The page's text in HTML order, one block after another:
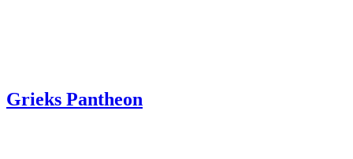
Grieks Pantheon